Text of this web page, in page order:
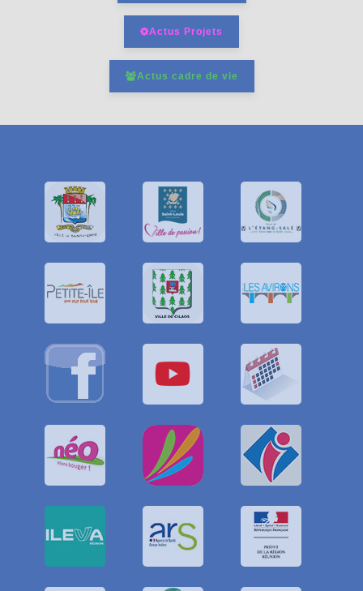
Actus Projets
Actus cadre de vie